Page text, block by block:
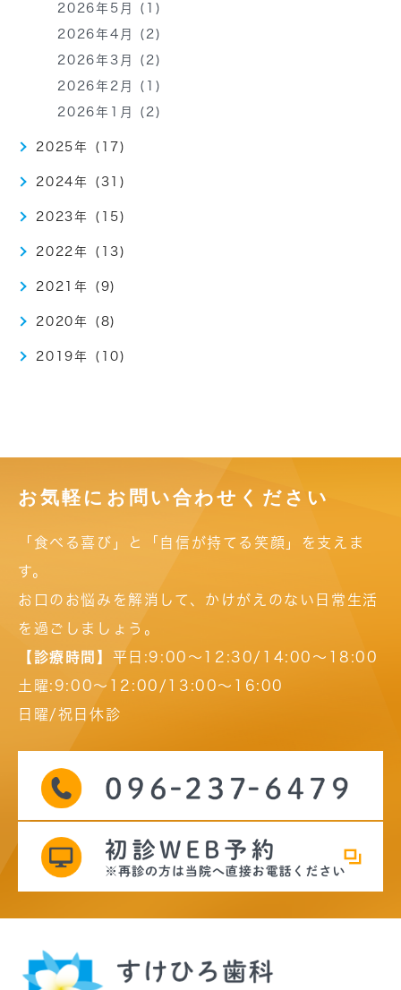
2026年5月 (1)
2026年4月 (2)
2026年3月 (2)
2026年2月 (1)
2026年1月 (2)
2025年 (17)
2024年 (31)
2023年 (15)
2022年 (13)
2021年 (9)
2020年 (8)
2019年 (10)
お気軽にお問い合わせください
「食べる喜び」と「自信が持てる笑顔」を支えま
す。
お口のお悩みを解消して、かけがえのない日常生活
を過ごしましょう。
【診療時間】 平日:9:00～12:30/14:00～18:00
土曜:9:00～12:00/13:00～16:00
日曜/祝日休診